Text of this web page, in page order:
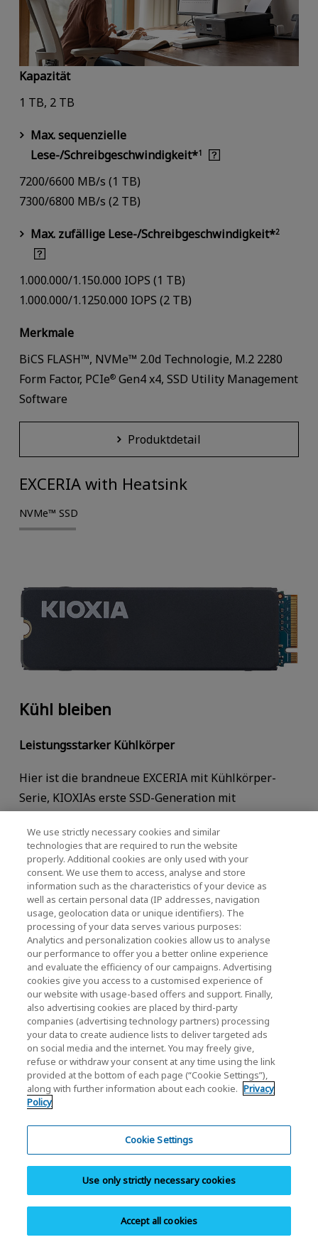
Kapazität
1 TB, 2 TB
Max. sequenzielle
Lese-/Schreibgeschwindigkeit*1
7200/6600 MB/s (1 TB)
7300/6800 MB/s (2 TB)
Max. zufällige Lese-/Schreibgeschwindigkeit*2
1.000.000/1.150.000 IOPS (1 TB)
1.000.000/1.1250.000 IOPS (2 TB)
Merkmale
BiCS FLASH™, NVMe™ 2.0d Technologie, M.2 2280
Form Factor, PCIe®Gen4 x4, SSD Utility Management
Software
Produktdetail
EXCERIA with Heatsink
NVMe™ SSD
Kühl bleiben
Leistungsstarker Kühlkörper
Hier ist die brandneue EXCERIA mit Kühlkörper-
Serie, KIOXIAs erste SSD-Generation mit
Die KIOXIA EXCERIA Heatsink SSD-Serie wurde
speziell für die anspruchsvollen Einsatzbereiche
von PlayStation 5-Nutzern und PC-Spielern
entwickelt und bietet die Leistung von PCIe 4.0
reichlich Speicherplatz mit Kapazitäten von bis zu
4.096 GB.
Kapazität
1024 GB, 2048 GB, 4096 GB
Max. zufällige Lese-/Schreibgeschwindigkeit*
6200/4900 MB/s (1024 GB, 2048 GB)
Max. zufällige Lese-/Schreibgeschwindigkeit*
850.000/440.000 IOPS (1024 GB)
830.000/450.000 IOPS (2048 GB)
We use strictly necessary cookies and similar
technologies that are required to run the website
properly. Additional cookies are only used with your
consent. We use them to access, analyse and store
information such as the characteristics of your device as
well as certain personal data (IP addresses, navigation
usage, geolocation data or unique identifiers). The
processing of your data serves various purposes:
Analytics and personalization cookies allow us to analyse
our performance to offer you a better online experience
and evaluate the efficiency of our campaigns. Advertising
cookies give you access to a customised experience of
our website with usage-based offers and support. Finally,
also advertising cookies are placed by third-party
companies (advertising technology partners) processing
your data to create audience lists to deliver targeted ads
on social media and the internet. You may freely give,
refuse or withdraw your consent at any time using the link
provided at the bottom of each page (“Cookie Settings”),
along with further information about each cookie. Privacy
Policy
Cookie Settings
Use only strictly necessary cookies
Accept all cookies